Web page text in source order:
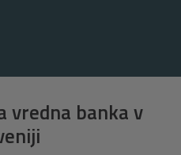
vredna banka v